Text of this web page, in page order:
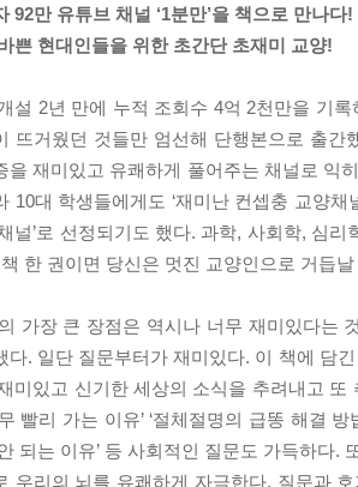
92만 유튜브 채널 ‘1분만’을 책으로 만나다!
쁜 현대인들을 위한 초간단 초재미 교양!
설 2년 만에 누적 조회수 4억 2천만을 기
뜨거웠던 것들만 엄선해 단행본으로 출
을 재미있고 유쾌하게 풀어주는 채널로 익
10대 학생들에게도 ‘재미난 컨셉충 교양
널’로 선정되기도 했다. 과학, 사회학, 심
한 권이면 당신은 멋진 교양인으로 거듭
가장 큰 장점은 역시나 너무 재미있다는
다. 일단 질문부터가 재미있다. 이 책에 담
미있고 신기한 세상의 소식을 추려내고
빨리 가는 이유’ ‘절체절명의 급똥 해결
되는 이유’ 등 사회적인 질문도 가득하다.
우리의 뇌를 유쾌하게 자극한다. 질문과